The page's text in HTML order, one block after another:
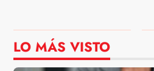
LO MÁS VISTO